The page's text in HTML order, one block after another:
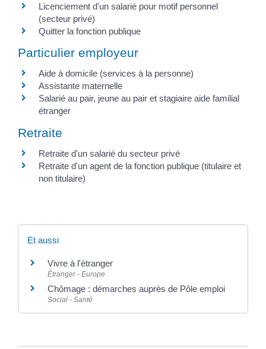
Licenciement d'un salarié pour motif personnel
(secteur privé)
Quitter la fonction publique
Particulier employeur
Aide à domicile (services à la personne)
Assistante maternelle
Salarié au pair, jeune au pair et stagiaire aide familial
étranger
Retraite
Retraite d'un salarié du secteur privé
Retraite d'un agent de la fonction publique (titulaire et
non titulaire)
Et aussi
Vivre à l'étranger
Étranger - Europe
Chômage : démarches auprès de Pôle emploi
Social - Santé